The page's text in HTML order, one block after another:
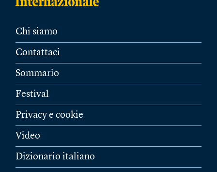
Chi siamo
Contattaci
Sommario
Festival
Privacy e cookie
Video
Dizionario italiano